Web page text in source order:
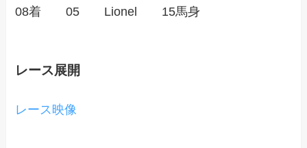
08着 05 Lionel 15馬身
レース展開
レース映像